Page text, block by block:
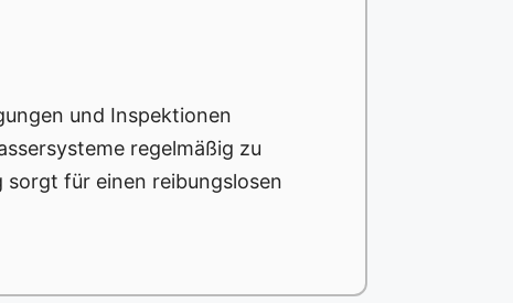
und Inspektionen
regelmäßig zu
sorgt für einen reibungslosen